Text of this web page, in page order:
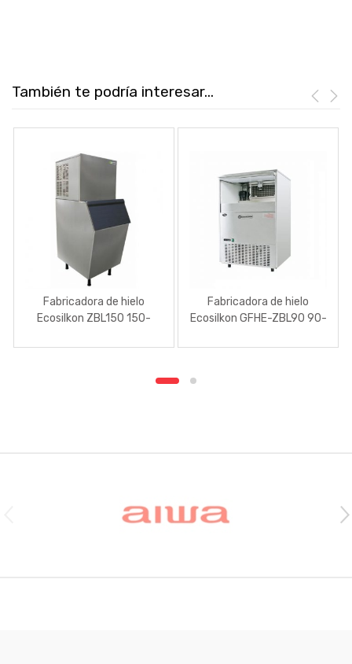
También te podría interesar...
Fabricadora de hielo
Ecosilkon ZBL150 150-
Fabricadora de hielo
Ecosilkon GFHE-ZBL90 90-